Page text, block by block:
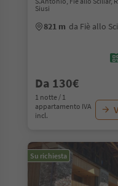
Siusi
821 m da Fiè allo
Da 130€
1 notte / 1
appartamento IVA
incl.
Su richiesta